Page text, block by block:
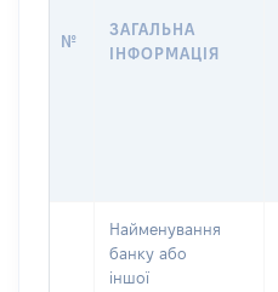
№
ЗАГАЛЬНА
ІНФОРМАЦІЯ
Найменування
банку або
іншої